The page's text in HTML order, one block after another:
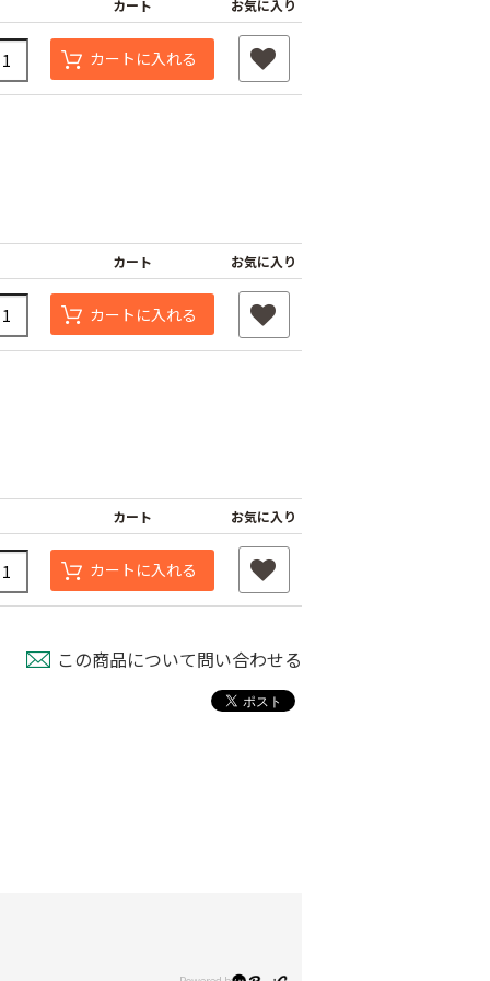
一発 200m
遮光ネットチタンホ
ワイト 幅6m
￥39,800
カート お気に入り
カートに入れる
カート お気に入り
カートに入れる
カート お気に入り
カートに入れる
この商品について問い合わせる